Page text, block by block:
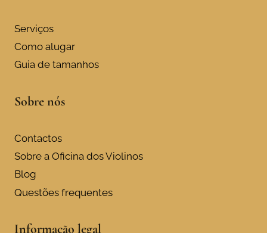
Serviços
Como alugar
Guia de tamanhos
Sobre nós
Contactos
Sobre a Oficina dos Violinos
Blog
Questões frequentes
Informação legal